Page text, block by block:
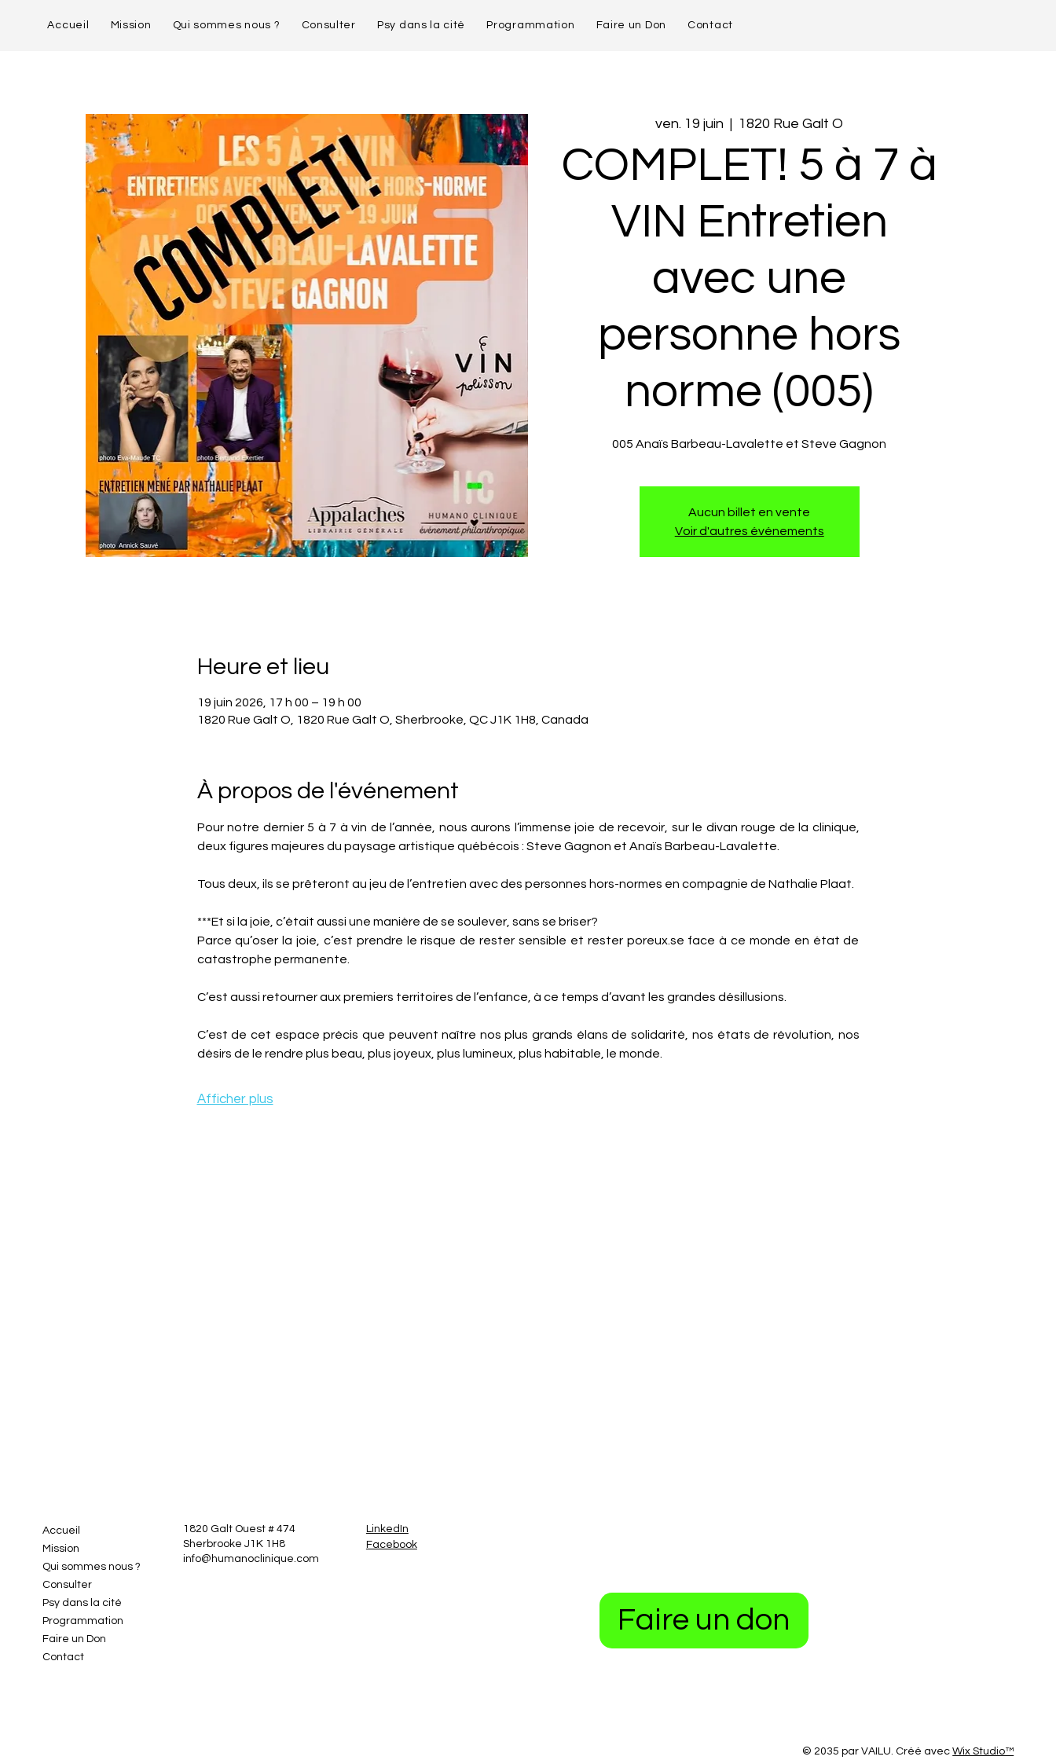
Accueil Mission Qui sommes nous ? Consulter Psy dans la cité Programmation Faire un Don Contact
ven. 19 juin
  |
1820 Rue Galt O
COMPLET! 5 à 7 à
VIN Entretien
avec une
personne hors
norme (005)
005 Anaïs Barbeau-Lavalette et Steve Gagnon
Aucun billet en vente
Voir d'autres événements
Heure et lieu
19 juin 2026, 17 h 00 – 19 h 00
1820 Rue Galt O, 1820 Rue Galt O, Sherbrooke, QC J1K 1H8, Canada
À propos de l'événement
Pour notre dernier 5 à 7 à vin de l’année, nous aurons l’immense joie de recevoir, sur le divan rouge de la clinique,
deux figures majeures du paysage artistique québécois : Steve Gagnon et Anaïs Barbeau-Lavalette.
Tous deux, ils se prêteront au jeu de l’entretien avec des personnes hors-normes en compagnie de Nathalie Plaat.
***Et si la joie, c’était aussi une manière de se soulever, sans se briser?
Parce qu’oser la joie, c’est prendre le risque de rester sensible et rester poreux.se face à ce monde en état de
catastrophe permanente.
C’est aussi retourner aux premiers territoires de l’enfance, à ce temps d’avant les grandes désillusions.
C’est de cet espace précis que peuvent naître nos plus grands élans de solidarité, nos états de révolution, nos
désirs de le rendre plus beau, plus joyeux, plus lumineux, plus habitable, le monde.
Afficher plus
Accueil
Mission
Qui sommes nous ?
Consulter
Psy dans la cité
Programmation
Faire un Don
Contact
1820 Galt Ouest # 474
Sherbrooke J1K 1H8
info@humanoclinique.com
LinkedIn
Facebook
Faire un don
© 2035 par VAILU. Créé avecWix Studio™